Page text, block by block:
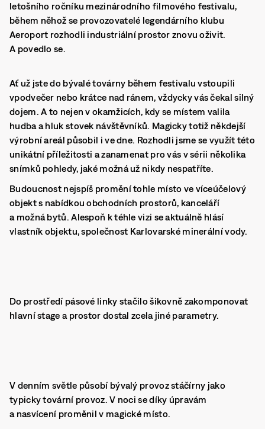
letošního ročníku mezinárodního filmového festivalu,
během něhož se provozovatelé legendárního klubu
Aeroport rozhodli industriální prostor znovu oživit.
A povedlo se.
Ať už jste do bývalé továrny během festivalu vstoupili
vpodvečer nebo krátce nad ránem, vždycky vás čekal silný
dojem. A to nejen v okamžicích, kdy se místem valila
hudba a hluk stovek návštěvníků. Magicky totiž někdejší
výrobní areál působil i ve dne. Rozhodli jsme se využít této
unikátní příležitosti a zanamenat pro vás v sérii několika
snímků pohledy, jaké možná už nikdy nespatříte.
Budoucnost nejspíš promění tohle místo ve víceúčelový
objekt s nabídkou obchodních prostorů, kanceláří
a možná bytů. Alespoň k téhle vizi se aktuálně hlásí
vlastník objektu, společnost Karlovarské minerální vody.
Do prostředí pásové linky stačilo šikovně zakomponovat
hlavní stage a prostor dostal zcela jiné parametry.
V denním světle působí bývalý provoz stáčírny jako
typicky tovární provoz. V noci se díky úpravám
a nasvícení proměnil v magické místo.